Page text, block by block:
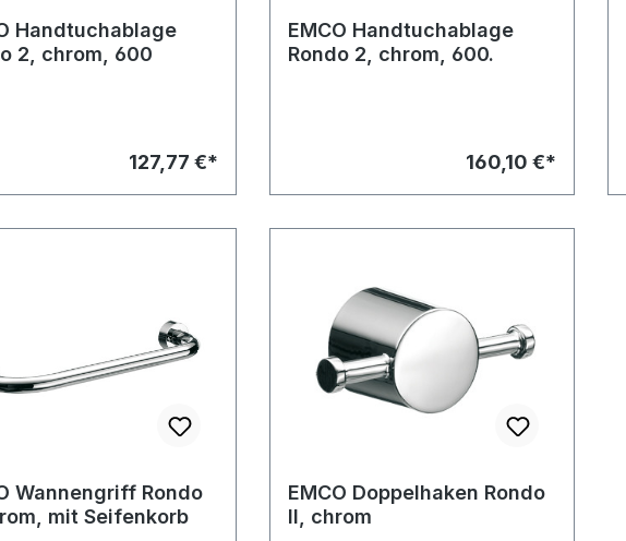
Handtuchablage
2, chrom, 600
127,77 €*
EMCO Handtuchablage
Rondo 2, chrom, 600.
160,10 €*
Wannengriff Rondo
mit Seifenkorb
EMCO Doppelhaken Rondo
II, chrom